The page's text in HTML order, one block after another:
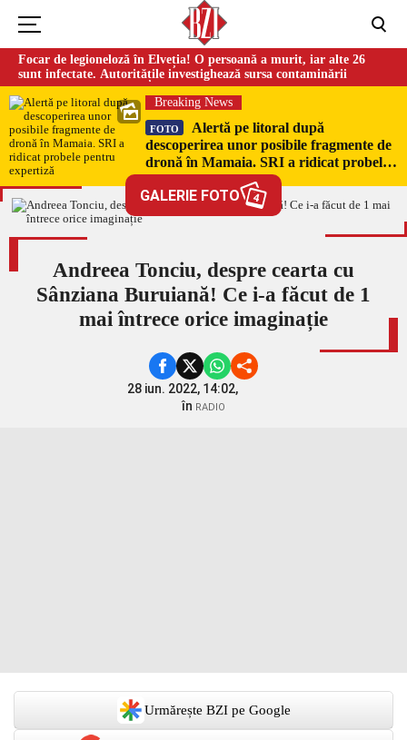
Focar de legioneloză în Elveția! O persoană a murit, iar alte 26
sunt infectate. Autoritățile investighează sursa contaminării
Breaking News
FOTO
Alertă pe litoral după
descoperirea unor posibile fragmente de
dronă în Mamaia. SRI a ridicat probele
pentru expertiză
GALERIE FOTO 4
Andreea Tonciu, despre cearta cu
Sânziana Buruiană! Ce i-a făcut de 1
mai întrece orice imaginație
28 iun. 2022, 14:02,
în RADIO
Urmărește BZI pe Google